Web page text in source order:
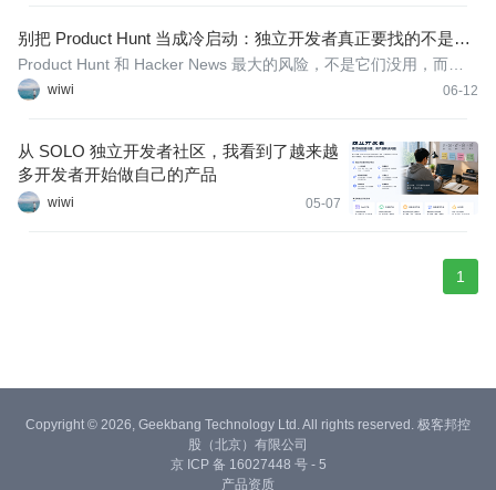
别把 Product Hunt 当成冷启动：独立开发者真正要找的不是流
量，而是对的人
wiwi 06-12
Product Hunt 和 Hacker News 最大的风险，不是它们没用，而是
它们太容易让人把热闹当成答案。
从 SOLO 独立开发者社区，我看到了越来越
多开发者开始做自己的产品
wiwi 05-07
1
Copyright © 2026, Geekbang Technology Ltd. All rights reserved. 极客邦控
股（北京）有限公司
京 ICP 备 16027448 号 - 5
产品资质